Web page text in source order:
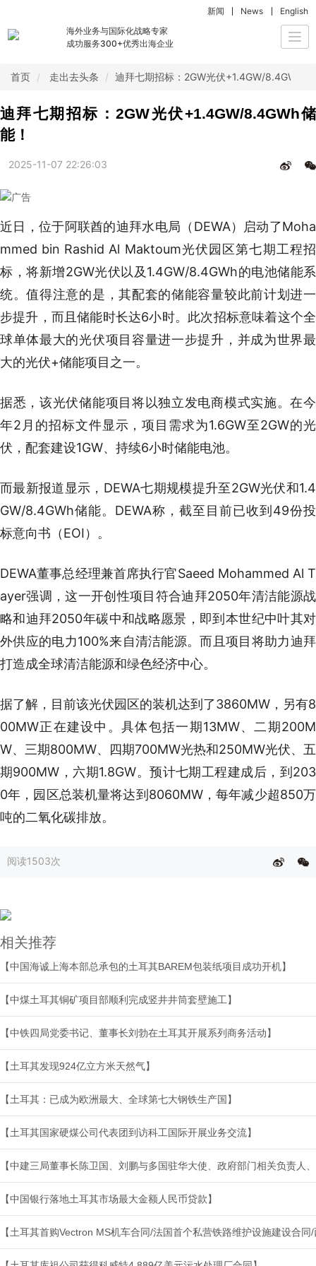
海外业务与国际化战略专家
成功服务300+优秀出海企业
新闻 News English
首页 走出去头条 迪拜七期招标：2GW光伏+1.4GW/8.4GWh储
迪拜七期招标：2GW光伏+1.4GW/8.4GWh储
能！
2025-11-07 22:26:03
近日，位于阿联酋的迪拜水电局（DEWA）启动了Moha
mmed bin Rashid Al Maktoum光伏园区第七期工程招
标，将新增2GW光伏以及1.4GW/8.4GWh的电池储能系
统。值得注意的是，其配套的储能容量较此前计划进一
步提升，而且储能时长达6小时。此次招标意味着这个全
球单体最大的光伏项目容量进一步提升，并成为世界最
大的光伏+储能项目之一。
据悉，该光伏储能项目将以独立发电商模式实施。在今
年2月的招标文件显示，项目需求为1.6GW至2GW的光
伏，配套建设1GW、持续6小时储能电池。
而最新报道显示，DEWA七期规模提升至2GW光伏和1.4
GW/8.4GWh储能。DEWA称，截至目前已收到49份投
标意向书（EOI）。
DEWA董事总经理兼首席执行官Saeed Mohammed Al T
ayer强调，这一开创性项目符合迪拜2050年清洁能源战
略和迪拜2050年碳中和战略愿景，即到本世纪中叶其对
外供应的电力100%来自清洁能源。而且项目将助力迪拜
打造成全球清洁能源和绿色经济中心。
据了解，目前该光伏园区的装机达到了3860MW，另有8
00MW正在建设中。具体包括一期13MW、二期200M
W、三期800MW、四期700MW光热和250MW光伏、五
期900MW，六期1.8GW。预计七期工程建成后，到203
0年，园区总装机量将达到8060MW，每年减少超850万
吨的二氧化碳排放。
阅读1503次
相关推荐
【中国海诚上海本部总承包的土耳其BAREM包装纸项目成功开机】
【中煤土耳其铜矿项目部顺利完成竖井井筒套壁施工】
【中铁四局党委书记、董事长刘勃在土耳其开展系列商务活动】
【土耳其发现924亿立方米天然气】
【土耳其：已成为欧洲最大、全球第七大钢铁生产国】
【土耳其国家硬煤公司代表团到访科工国际开展业务交流】
【中建三局董事长陈卫国、刘鹏与多国驻华大使、政府部门相关负责人
【中国银行落地土耳其市场最大金额人民币贷款】
【土耳其首购Vectron MS机车合同/法国首个私营铁路维护设施建设合